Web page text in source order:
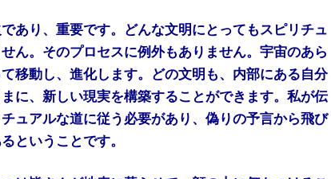
あり、重要です。どんな文明にとってもスピリチュ
ん。そのプロセスに例外もありません。宇宙のあら
移動し、進化します。どの文明も、内部にある自分
に、新しい現実を構築することができます。私が伝
ュアルな道に従う必要があり、偽りの予言から飛び
ということです。